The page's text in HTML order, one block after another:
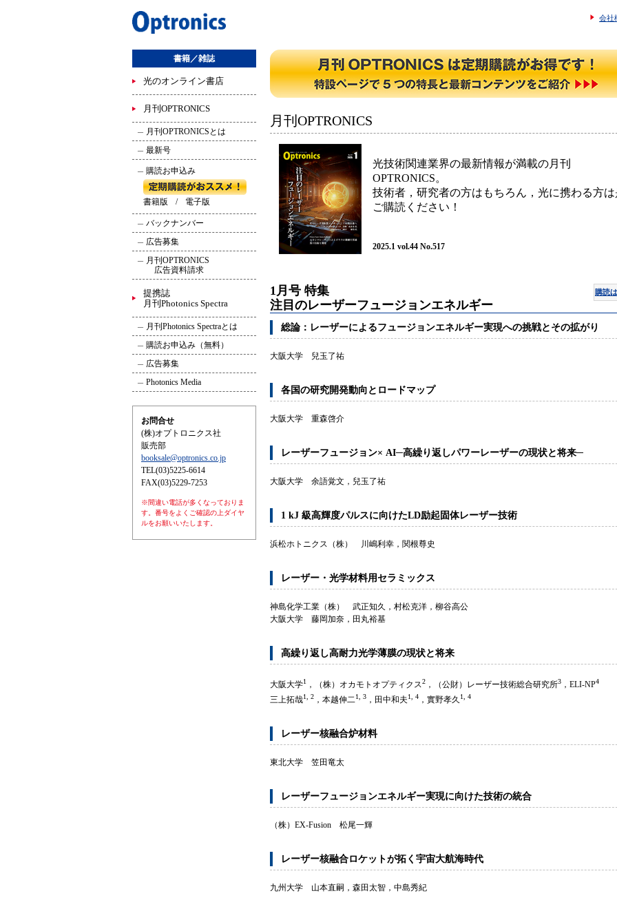
会社
書籍／雑誌
光のオンライン書店
月刊OPTRONICS
月刊OPTRONICSとは
最新号
購読お申込み
書籍版 / 電子版
バックナンバー
広告募集
月刊OPTRONICS
広告資料請求
提携誌
月刊Photonics Spectra
月刊Photonics Spectraとは
購読お申込み（無料）
広告募集
Photonics Media
お問合せ
(株)オプトロニクス社
販売部
booksale@optronics.co.jp
TEL(03)5225-6614
FAX(03)5229-7253
※間違い電話が多くなっておりま
す。番号をよくご確認の上ダイヤ
ルをお願いいたします。
月刊OPTRONICS
光技術関連業界の最新情報が満載の月刊
OPTRONICS。
技術者，研究者の方はもちろん，光に携わる方
ご購読ください！
2025.1 vol.44 No.517
1月号 特集
注目のレーザーフュージョンエネルギー
購読
総論：レーザーによるフュージョンエネルギー実現への挑戦とその拡がり
大阪大学 兒玉了祐
各国の研究開発動向とロードマップ
大阪大学 重森啓介
レーザーフュージョン× AI─高繰り返しパワーレーザーの現状と将来─
大阪大学 余語覚文，兒玉了祐
1 kJ 級高輝度パルスに向けたLD励起固体レーザー技術
浜松ホトニクス（株） 川嶋利幸，関根尊史
レーザー・光学材料用セラミックス
神島化学工業（株） 武正知久，村松克洋，柳谷高公
大阪大学 藤岡加奈，田丸裕基
高繰り返し高耐力光学薄膜の現状と将来
大阪大学1 ，（株）オカモトオプティクス2 ，（公財）レーザー技術総合研究所3 ，ELI-NP4
三上拓哉1, 2 ，本越伸二1, 3 ，田中和夫1, 4 ，實野孝久 1, 4
レーザー核融合炉材料
東北大学 笠田竜太
レーザーフュージョンエネルギー実現に向けた技術の統合
（株）EX-Fusion 松尾一輝
レーザー核融合ロケットが拓く宇宙大航海時代
九州大学 山本直嗣，森田太智，中島秀紀